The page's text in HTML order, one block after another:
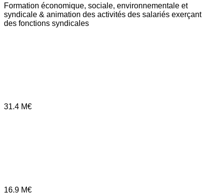
Formation économique, sociale, environnementale et
syndicale & animation des activités des salariés exerçant
des fonctions syndicales
31.4 M€
16.9 M€